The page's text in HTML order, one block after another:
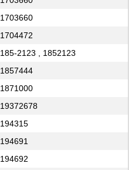
1703660
1704472
185-2123 , 1852123
1857444
1871000
19372678
194315
194691
194692